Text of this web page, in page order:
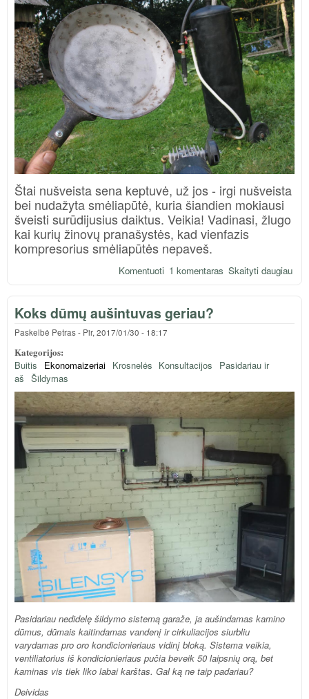
Štai nušveista sena keptuvė, už jos - irgi nušveista
bei nudažyta smėliapūtė, kuria šiandien mokiausi
šveisti surūdijusius daiktus. Veikia! Vadinasi, žlugo
kai kurių žinovų pranašystės, kad vienfazis
kompresorius smėliapūtės nepaveš.
Skaityti daugiauapie
1 komentaras
Komentuoti
Koks dūmų aušintuvas geriau?
Paskelbė Petras- Pir, 2017/01/30 - 18:17
Kategorijos:
Buitis
Ekonomaizeriai Krosnelės Konsultacijos
Pasidariau ir
aš Šildymas
Pasidariau nedidelę šildymo sistemą garaže, ja aušindamas kamino
dūmus, dūmais kaitindamas vandenį ir cirkuliacijos siurbliu
varydamas pro oro kondicionieriaus vidinį bloką. Sistema veikia,
ventiliatorius iš kondicionieriaus pučia beveik 50 laipsnių orą, bet
kaminas vis tiek liko labai karštas. Gal ką ne taip padariau?
Deividas